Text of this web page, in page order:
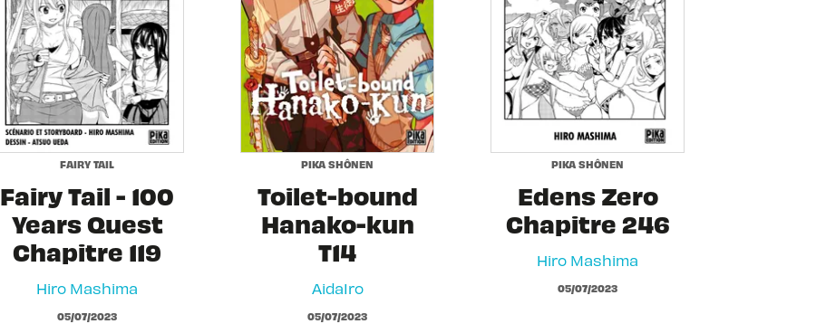
FAIRY TAIL
Fairy Tail - 100
Years Quest
Chapitre 119
Hiro Mashima
05/07/2023
PIKA SHÔNEN
Toilet-bound
Hanako-kun
T14
AidaIro
05/07/2023
PIKA SHÔNEN
Edens Zero
Chapitre 246
Hiro Mashima
05/07/2023